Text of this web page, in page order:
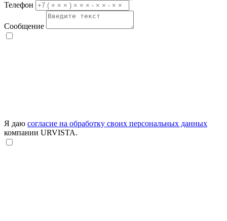
Телефон
Сообщение
Я даю согласие на обработку своих персональных данных
компании URVISTA.